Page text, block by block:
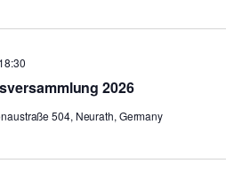
2026
504, Neurath, Germany